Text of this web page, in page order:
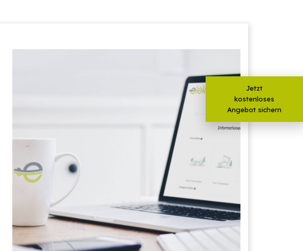
Jetzt
kostenloses
Angebot sichern